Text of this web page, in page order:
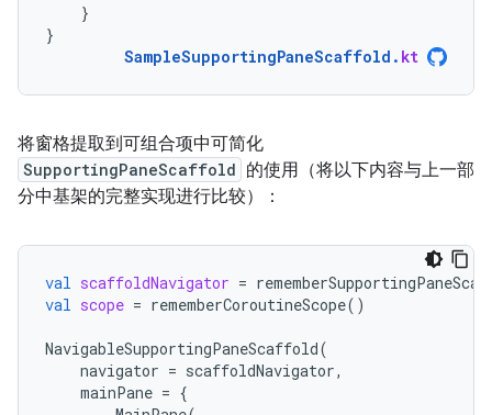
}
}
SampleSupportingPaneScaffold . kt
将窗格提取到可组合项中可简化
SupportingPaneScaffold 的使用（将以下内容与上一部
分中基架的完整实现进行比较）：
val scaffoldNavigator =
val scope = rememberCoroutineScope()
NavigableSupportingPaneScaffold(
navigator = scaffoldNavigator,
mainPane = {